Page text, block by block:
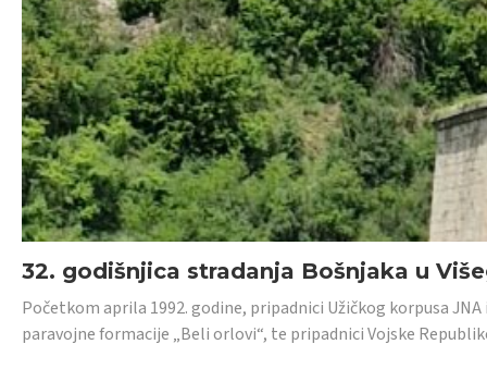
32. godišnjica stradanja Bošnjaka u
Početkom aprila 1992. godine, pripadnici Užičkog korpusa
paravojne formacije „Beli orlovi“, te pripadnici Vojske